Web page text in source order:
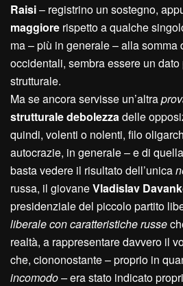
Raisi– registrino un sostegno,
maggiore rispetto a qualche
ma – più in generale – alla somma
occidentali, sembra essere un
strutturale.
Ma se ancora servisse un’altra
strutturale debolezzadelle
quindi, volenti o nolenti, filo
autocrazie, in generale – e di
basta vedere il risultato dell’unica
russa, il giovaneVladislav
presidenziale del piccolo partito
liberale con caratteristiche russe
realtà, a rappresentare davvero il
che, ciononostante – proprio in
incomodo –era stato indicato